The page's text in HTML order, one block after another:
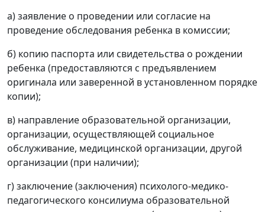
а) заявление о проведении или согласие на
проведение обследования ребенка в комиссии;
б) копию паспорта или свидетельства о рождении
ребенка (предоставляются с предъявлением
оригинала или заверенной в установленном порядке
копии);
в) направление образовательной организации,
организации, осуществляющей социальное
обслуживание, медицинской организации, другой
организации (при наличии);
г) заключение (заключения) психолого-медико-
педагогического консилиума образовательной